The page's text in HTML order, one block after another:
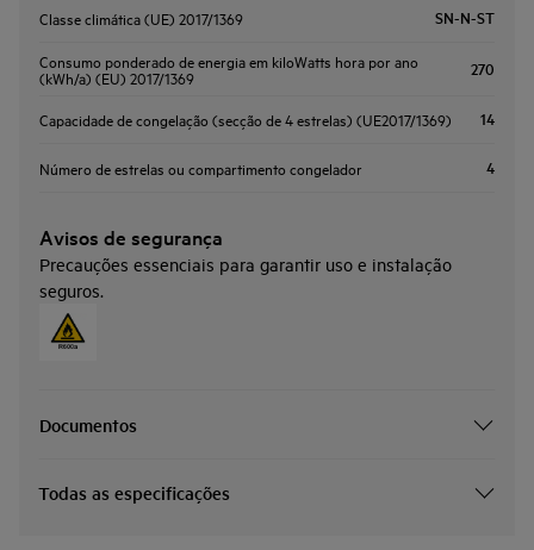
Classe climática (UE) 2017/1369 SN-N-ST
Consumo ponderado de energia em kiloWatts hora por ano
(kWh/a) (EU) 2017/1369 270
Capacidade de congelação (secção de 4 estrelas) (UE2017/1369) 14
Número de estrelas ou compartimento congelador 4
Avisos de segurança
Precauções essenciais para garantir uso e instalação
seguros.
Documentos
Todas as especificações